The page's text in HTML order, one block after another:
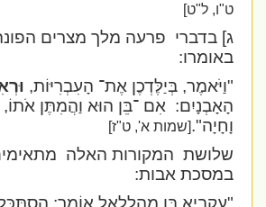
ט"ו, ל"ט]
ג] בדברי פרעה מלך מצרים הפונה
באומרו:
"וַיֹּאמֶר, בְּיַלֶּדְכֶן אֶת־ הָעִבְרִיּוֹת,
הָאָבְנָיִם: אִם ־בֵּן הוּא וַהֲמִתֶּן אֹתוֹ,
וָחָיָה".[שמות א', ט"ז]
שלושת המקורות האלה מתאימים
במסכת אבות:
"עֲקַבְיָא בֶּן מַהֲלַלְאֵל אוֹמֵר: הִסְתַּכֵּל